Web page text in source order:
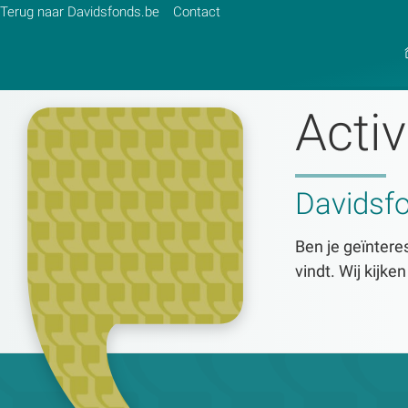
Terug naar Davidsfonds.be Contact
Ben je
vindt. Wij
Zoek: